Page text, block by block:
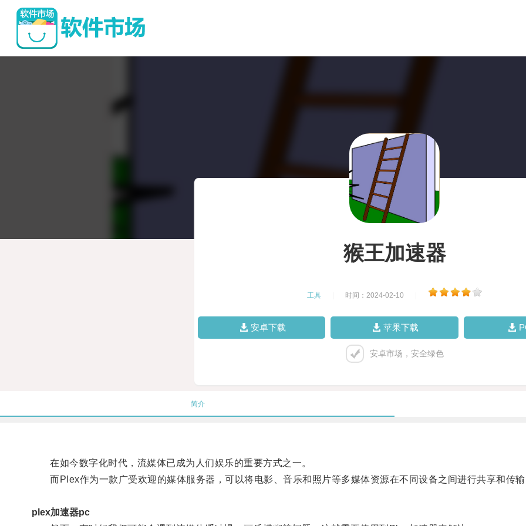
猴王加速器
工具 时间：2024-02-10
安卓下载 苹果下载
安卓市场，安全绿色
简介
在如今数字化时代，流媒体已成为人们娱乐的重要方式之一。
而Plex作为一款广受欢迎的媒体服务器，可以将电影、音乐和照片等多媒体资源在不同设备之间进行共享和传输
plex加速器pc